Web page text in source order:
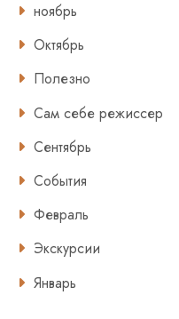
ноябрь
Октябрь
Полезно
Сам себе режиссер
Сентябрь
События
Февраль
Экскурсии
Январь